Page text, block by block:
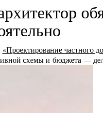
«Проектирование частного
схемы и бюджета —